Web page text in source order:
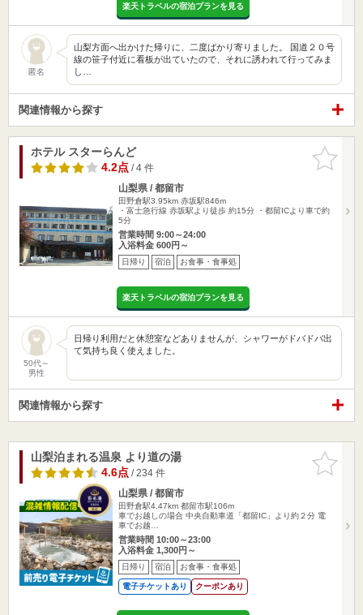
楽天トラベルの宿泊プランを見る
匿名
山梨方面へ出かけた帰りに、二度ばかり寄りました。 国道２０号
線の笹子付近に看板が出ていたので、それに誘われて行ってみま
し…
関連情報から探す
お気に入
りに追加
ホテル スターらんど
4.2点/ 4 件
山梨県 / 都留市
田野倉駅3.95km 赤坂駅846m
・富士急行線 赤坂駅より徒歩 約15分 ・都留ICより車で約
5分
営業時間 9:00～24:00
入浴料金 600円～
日帰り 宿泊 お食事・食事処
楽天トラベルの宿泊プランを見る
50代～
男性
日帰り利用だと休憩室などありませんが、シャワーがドバドバ出
て気持ち良く使えました。
関連情報から探す
お気に入
りに追加
山梨泊まれる温泉 より道の湯
4.6点/ 234 件
山梨県 / 都留市
田野倉駅4.47km 都留市駅106m
車でお越しの場合 中央自動車道「都留IC」より約２分 電
車でお越…
営業時間 10:00～23:00
入浴料金 1,300円～
日帰り 宿泊 お食事・食事処
電子チケットあり クーポンあり